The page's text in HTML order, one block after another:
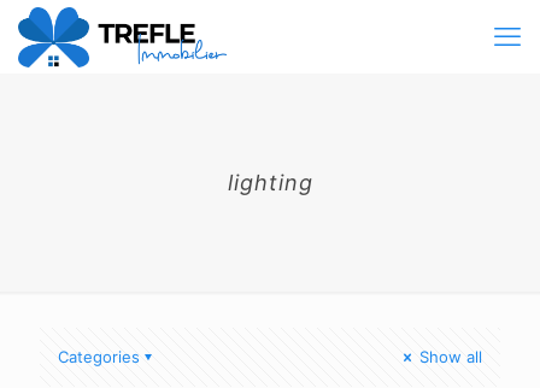
lighting
Categories Show all